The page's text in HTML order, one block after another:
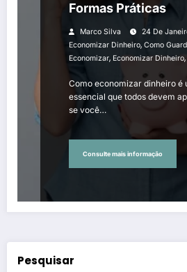
Formas Práticas
Marco Silva 24 De
Economizar Dinheiro, Como
Economizar, Economizar Dinheiro,
Como economizar dinheiro é
essencial que todos devem
se você…
Consulte mais informação
Pesquisar